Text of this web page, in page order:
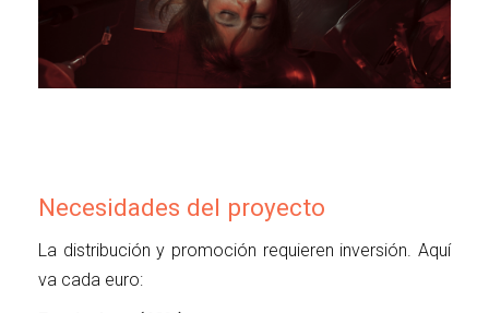
Necesidades del proyecto
La distribución y promoción requieren inversión. Aquí
va cada euro: